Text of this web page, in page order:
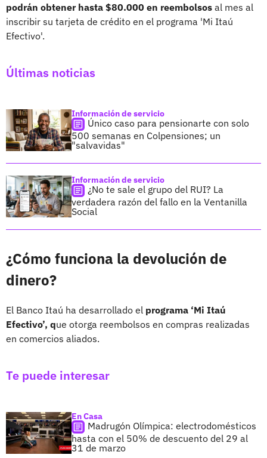
podrán obtener hasta $80.000 en reembolsos al mes al
inscribir su tarjeta de crédito en el programa 'Mi Itaú
Efectivo'.
Últimas noticias
Información de servicio
Único caso para pensionarte con solo
500 semanas en Colpensiones; un
"salvavidas"
Información de servicio
¿No te sale el grupo del RUI? La
verdadera razón del fallo en la Ventanilla
Social
¿Cómo funciona la devolución de
dinero?
El Banco Itaú ha desarrollado el programa ‘Mi Itaú
Efectivo’, que otorga reembolsos en compras realizadas
en comercios aliados.
Te puede interesar
En Casa
Madrugón Olímpica: electrodomésticos
hasta con el 50% de descuento del 29 al
31 de marzo